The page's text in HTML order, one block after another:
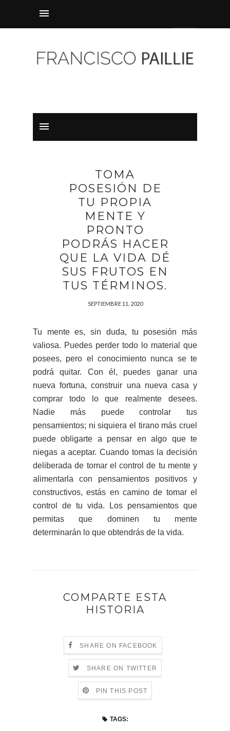
TOMA
POSESIÓN DE
TU PROPIA
MENTE Y
PRONTO
PODRÁS HACER
QUE LA VIDA DÉ
SUS FRUTOS EN
TUS TÉRMINOS.
SEPTIEMBRE 11, 2020
Tu mente es, sin duda, tu posesión más
valiosa. Puedes perder todo lo material que
posees, pero el conocimiento nunca se te
podrá quitar. Con él, puedes ganar una
nueva fortuna, construir una nueva casa y
comprar todo lo que realmente desees.
Nadie más puede controlar tus
pensamientos; ni siquiera el tirano más cruel
puede obligarte a pensar en algo que te
niegas a aceptar. Cuando tomas la decisión
deliberada de tomar el control de tu mente y
alimentarla con pensamientos positivos y
constructivos, estás en camino de tomar el
control de tu vida. Los pensamientos que
permitas que dominen tu mente
determinarán lo que obtendrás de la vida.
COMPARTE ESTA
HISTORIA
SHARE ON FACEBOOK
SHARE ON TWITTER
PIN THIS POST
TAGS: